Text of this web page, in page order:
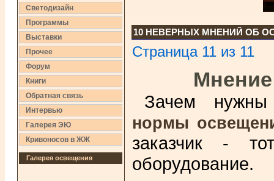
Светодизайн
Программы
Выставки
Прочее
Форум
Книги
Обратная связь
Интервью
Галерея ЭЮ
Кривоносов в ЖЖ
Галерея освещения
10 НЕВЕРНЫХ МНЕНИЙ ОБ
Страница 11 из 11
Зачем нужны
нормы
заказчик -
оборудование.